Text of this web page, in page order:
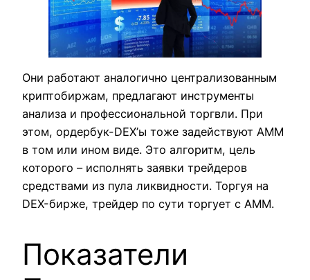
Они работают аналогично централизованным
криптобиржам, предлагают инструменты
анализа и профессиональной торгвли. При
этом, ордербук-DEX’ы тоже задействуют AMM
в том или ином виде. Это алгоритм, цель
которого – исполнять заявки трейдеров
средствами из пула ликвидности. Торгуя на
DEX-бирже, трейдер по сути торгует с AMM.
Показатели